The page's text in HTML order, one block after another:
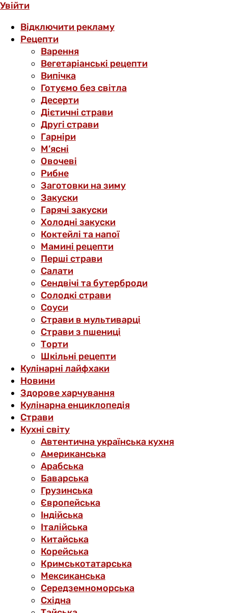
Увійти
Відключити рекламу
Рецепти
Варення
Вегетаріанські рецепти
Випічка
Готуємо без світла
Десерти
Дієтичні страви
Другі страви
Гарніри
М’ясні
Овочеві
Рибне
Заготовки на зиму
Закуски
Гарячі закуски
Холодні закуски
Коктейлі та напої
Мамині рецепти
Перші страви
Салати
Сендвічі та бутерброди
Солодкі страви
Соуси
Страви в мультиварці
Страви з пшениці
Торти
Шкільні рецепти
Кулінарні лайфхаки
Новини
Здорове харчування
Кулінарна енциклопедія
Страви
Кухні світу
Автентична українська кухня
Американська
Арабська
Баварська
Грузинська
Європейська
Індійська
Італійська
Китайська
Корейська
Кримськотатарська
Мексиканська
Середземноморська
Східна